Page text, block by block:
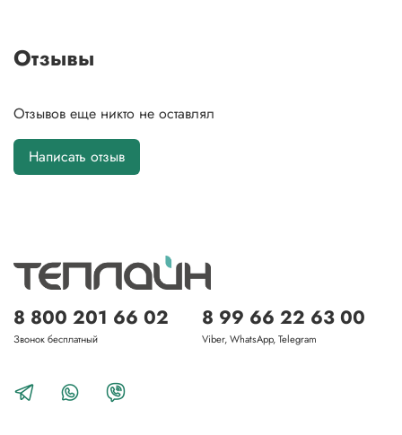
Отзывы
Отзывов еще никто не оставлял
Написать отзыв
8 800 201 66 02
Звонок бесплатный
8 99 66 22 63 00
Viber, WhatsApp, Telegram